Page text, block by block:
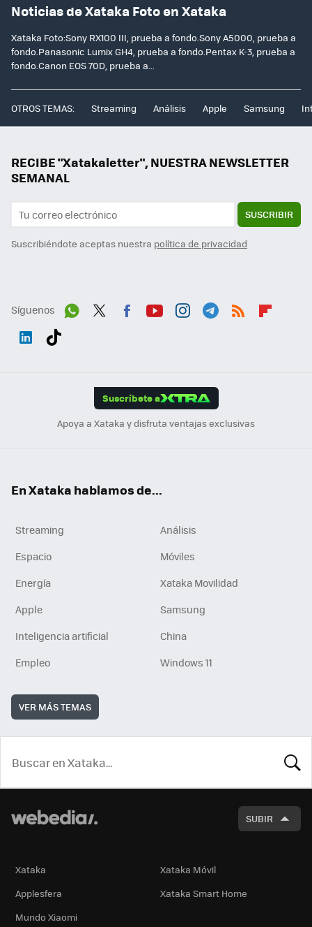
Noticias de Xataka Foto en Xataka
Xataka Foto:Sony RX100 III, prueba a fondo.Sony A5000, prueba a
fondo.Panasonic Lumix GH4, prueba a fondo.Pentax K-3, prueba a
fondo.Canon EOS 70D, prueba a...
OTROS TEMAS: Streaming Análisis Apple Samsung
RECIBE "Xatakaletter", NUESTRA NEWSLETTER
SEMANAL
SUSCRIBIR
Suscribiéndote aceptas nuestra política de privacidad
Síguenos
Suscríbete a
Apoya a Xataka y disfruta ventajas exclusivas
En Xataka hablamos de...
Streaming
Análisis
Espacio
Móviles
Energía
Xataka Movilidad
Apple
Samsung
Inteligencia artificial
China
Empleo
Windows 11
VER MÁS TEMAS
SUBIR
Xataka
Xataka Móvil
Applesfera
Xataka Smart Home
Mundo Xiaomi